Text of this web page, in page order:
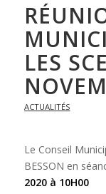
LES
ACTUALITÉS
Le Conseil
BESSON en
2020 à 10H00